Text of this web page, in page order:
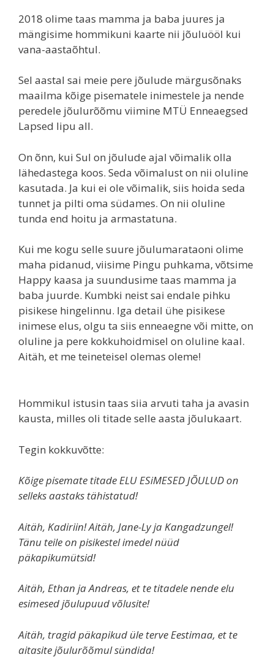
2018 olime taas mamma ja baba juures ja
mängisime hommikuni kaarte nii jõuluööl kui
vana-aastaõhtul.
Sel aastal sai meie pere jõulude märgusõnaks
maailma kõige pisematele inimestele ja nende
peredele jõulurõõmu viimine MTÜ Enneaegsed
Lapsed lipu all.
On õnn, kui Sul on jõulude ajal võimalik olla
lähedastega koos. Seda võimalust on nii oluline
kasutada. Ja kui ei ole võimalik, siis hoida seda
tunnet ja pilti oma südames. On nii oluline
tunda end hoitu ja armastatuna.
Kui me kogu selle suure jõulumarataoni olime
maha pidanud, viisime Pingu puhkama, võtsime
Happy kaasa ja suundusime taas mamma ja
baba juurde. Kumbki neist sai endale pihku
pisikese hingelinnu. Iga detail ühe pisikese
inimese elus, olgu ta siis enneaegne või mitte, on
oluline ja pere kokkuhoidmisel on oluline kaal.
Aitäh, et me teineteisel olemas oleme!
Hommikul istusin taas siia arvuti taha ja avasin
kausta, milles oli titade selle aasta jõulukaart.
Tegin kokkuvõtte:
Kõige pisemate titade ELU ESiMESED JÕULUD on
selleks aastaks tähistatud!
Aitäh, Kadiriin! Aitäh, Jane-Ly ja Kangadzungel!
Tänu teile on pisikestel imedel nüüd
päkapikumütsid!
Aitäh, Ethan ja Andreas, et te titadele nende elu
esimesed jõulupuud võlusite!
Aitäh, tragid päkapikud üle terve Eestimaa, et te
aitasite jõulurõõmul sündida!